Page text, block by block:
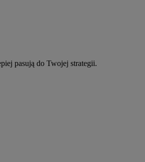
pasują do Twojej strategii.